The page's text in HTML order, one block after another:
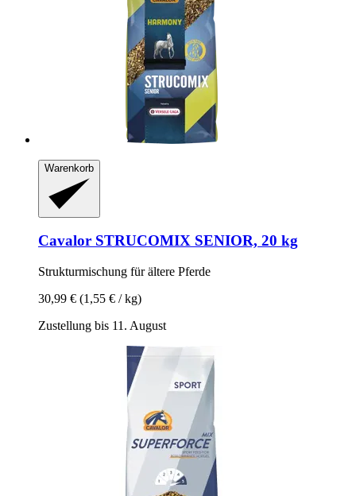
Warenkorb
Cavalor STRUCOMIX SENIOR, 20 kg
Strukturmischung für ältere Pferde
30,99 € (1,55 € / kg)
Zustellung bis 11. August